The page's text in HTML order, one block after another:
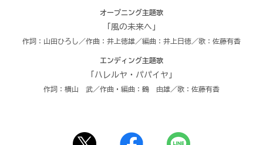
オープニング主題歌
｢風の未来へ｣
作詞：山田ひろし／作曲：井上徳雄／編曲：井上日徳／歌：佐藤有香
エンディング主題歌
｢ハレルヤ・パパイヤ｣
作詞：横山 武／作曲・編曲：鶴 由雄／歌：佐藤有香